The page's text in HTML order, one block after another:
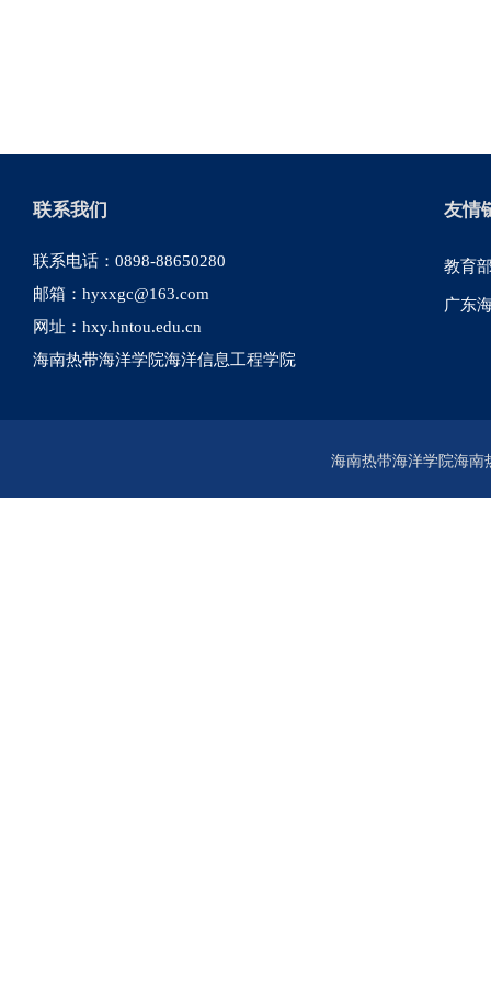
联系我们
联系电话：0898-88650280
邮箱：hyxxgc@163.com
网址：hxy.hntou.edu.cn
海南热带海洋学院海洋信息工程学院
友情
教育
广东
海南热带海洋学院海南